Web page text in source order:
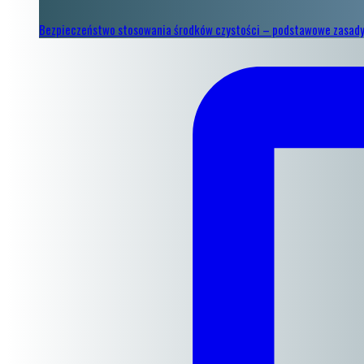
Bezpieczeństwo stosowania środków czystości – podstawowe zasady